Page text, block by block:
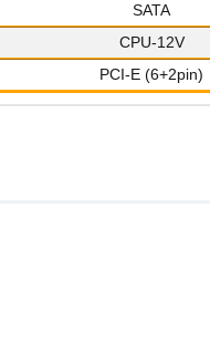
SATA
CPU-12V
PCI-E (6+2pin)